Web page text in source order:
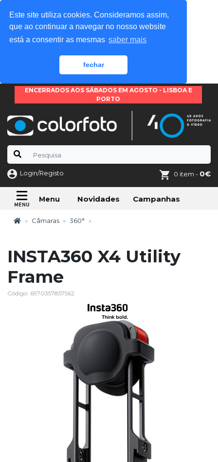
Este site utiliza cookies. Consideramos assim,
que ao continuar a navegar no nosso website
está a consentir as mesmas saber mais
fechar
ENCERRADOS AOS SÁBADOS EM AGOSTO - LISBOA E
PORTO
Login/Registo 0 item - 0€
Menu Novidades Campanhas
Câmaras 360°
INSTA360 X4 Utility
Frame
Código: 6970357857562